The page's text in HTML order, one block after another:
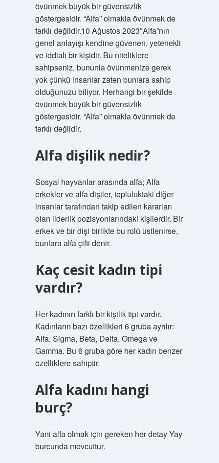
övünmek büyük bir güvensizlik
göstergesidir. “Alfa” olmakla övünmek de
farklı değildir.10 Ağustos 2023″Alfa”nın
genel anlayışı kendine güvenen, yetenekli
ve iddialı bir kişidir. Bu niteliklere
sahipseniz, bununla övünmenize gerek
yok çünkü insanlar zaten bunlara sahip
olduğunuzu biliyor. Herhangi bir şekilde
övünmek büyük bir güvensizlik
göstergesidir. “Alfa” olmakla övünmek de
farklı değildir.
Alfa dişilik nedir?
Sosyal hayvanlar arasında alfa; Alfa
erkekler ve alfa dişiler, topluluktaki diğer
insanlar tarafından takip edilen kararları
olan liderlik pozisyonlarındaki kişilerdir. Bir
erkek ve bir dişi birlikte bu rolü üstlenirse,
bunlara alfa çifti denir.
Kaç cesit kadın tipi
vardır?
Her kadının farklı bir kişilik tipi vardır.
Kadınların bazı özellikleri 6 gruba ayrılır:
Alfa, Sigma, Beta, Delta, Omega ve
Gamma. Bu 6 gruba göre her kadın benzer
özelliklere sahiptir.
Alfa kadını hangi
burç?
Yani alfa olmak için gereken her detay Yay
burcunda mevcuttur.